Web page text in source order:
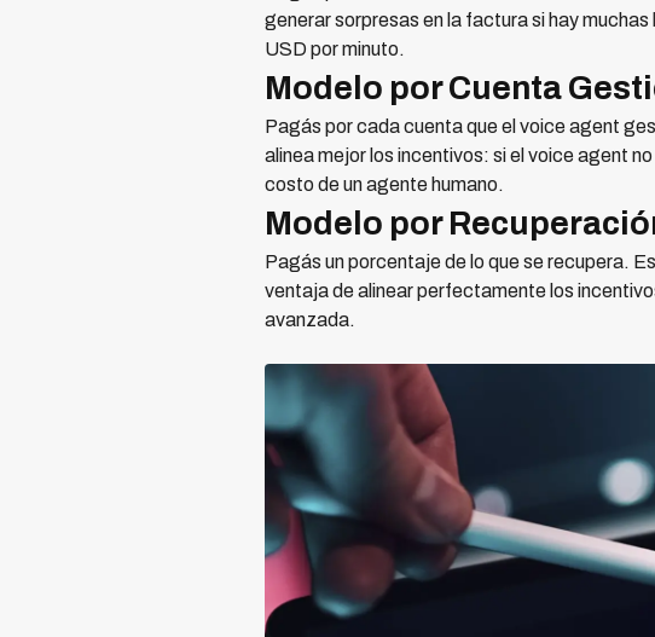
generar sorpresas en la factura si hay
USD por minuto.
Modelo por Cuenta
Pagás por cada cuenta que el voice agent
alinea mejor los incentivos: si el voice agent
costo de un agente humano.
Modelo por
Pagás un porcentaje de lo que se recupera.
ventaja de alinear perfectamente los
avanzada.